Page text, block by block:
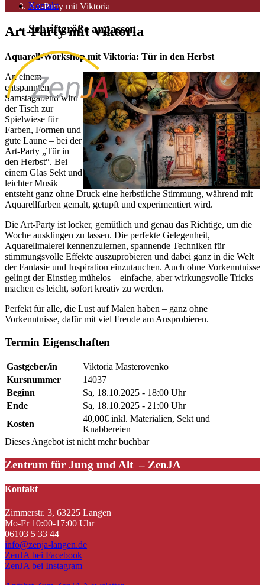
Kontakt
Schriftgröße anpassen
Art-Party mit Viktoria
Art-Party mit Viktoria
Aquarell-Workshop mit Viktoria: Tür in den Herbst
An einem
entspannten
Samstagabend wird
der Tisch zur
Spielwiese für
Farben, Formen und
gute Laune – bei der
Art-Party „Tür in
den Herbst“. Bei
einem Glas Sekt und
leichter Musik
entsteht ganz ohne Druck eine herbstliche Stimmung, während mit
Aquarellfarben gemalt, getupft und experimentiert wird.
Die Art-Party ist locker, gemütlich und genau das Richtige, um die
Woche ausklingen zu lassen. Die perfekte Gelegenheit,
Aquarellmalerei kennenzulernen, spannende Techniken für
stimmungsvolle Effekte auszuprobieren und dabei ganz in die Welt
der Fantasie und Inspiration einzutauchen. Auch ohne Vorkenntnisse
gelingt der Einstieg mühelos – einfache, aber wirkungsvolle Tricks
machen es leicht, sofort kreativ zu werden.
Perfekt für alle, die Lust auf Malen haben – ganz ohne
Vorkenntnisse, dafür mit viel Freude am Ausprobieren.
Termin Eigenschaften
Gastgeber/in
Viktoria Masterovenko
Kursnummer
14037
Beginn
Sa, 18.10.2025 - 18:00 Uhr
Ende
Sa, 18.10.2025 - 21:00 Uhr
Kosten
40,00€ inkl. Materialien, Sekt und
Knabbereien
Dieses Angebot ist nicht mehr buchbar
Zentrum für Jung und Alt – ZenJA
Kontakt
Zimmerstr. 3, 63225 Langen
Mo-Fr 10:00-17:00 Uhr
06103 5 33 44
info@zenja-langen.de
ZenJA bei Facebook
ZenJA bei Instagram